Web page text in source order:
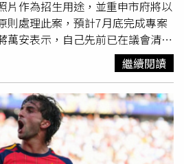
片作為招生用途，並重申市府將以
則處理此案，預計7月底完成專案
萬安表示，自己先前已在議會清楚
用其照片或相關資料進行招生宣
不認同。蔣萬安指出，市府在接獲
明確違規情形的教保人員停職，並
對所有違規行為全面稽查，只要確
高標準裁處。他表示，市府除進行
受害家庭法律諮詢、心理輔導及安
家長說明會。上週他也親自在議會
繼續閱讀